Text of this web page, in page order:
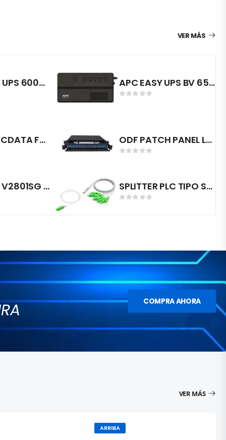
VER MÁS
APC BACK UPS 600VA 120V AVR LAM 4 NEMA SALIDAS BX600-LM APC EASY UPS BV 650VA AVR 120V 5 TOMAS NEMA 5-15P BV650
OLT XPON CDATA FD1608S-B0-NDA0 8X GPON 4X GE 4X SFP 2X 10GE RACK DUAL FUENTE 78W ADMINISTRABLE EN LA WEB CAPA 3 USB TRUNK VLAN LACP ODF PATCH PANEL LANPRO DE 24 PUERTOS RACK 19 PARA FIBRA OPTICA CON ADAPTADORES SC DUPLEX LP-F194BBK08M1″
ONU VSOL V2801SG DUAL EPON/GPON PUERTO PON SC/UPC PUERTO LAN GIGABIT 12VDC 0.5AMP SOPORTA VLAN TAG /UNTAG DHCP/PPPOE/STATIC IP SPLITTER PLC TIPO SC/UPC 1X8 1 METRO 900UM G657A1 JZ-12001
COMPRA AHORA
VER MÁS
ARRIBA